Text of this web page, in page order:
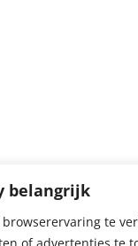
belangrijk
te
of advertenties te